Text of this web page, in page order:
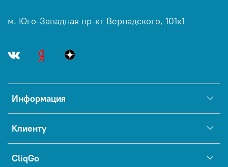
Информация
Клиенту
CliqGo
м. Юго-Западная пр-кт Вернадского, 101к1